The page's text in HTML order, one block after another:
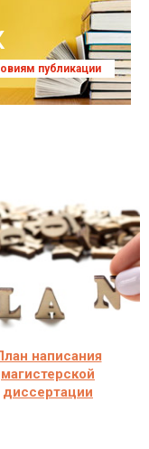
публикации
написания
магистерской
диссертации